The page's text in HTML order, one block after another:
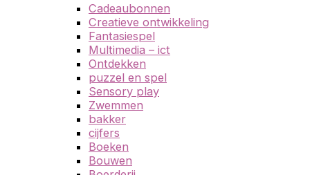
Cadeaubonnen
Creatieve ontwikkeling
Fantasiespel
Multimedia – ict
Ontdekken
puzzel en spel
Sensory play
Zwemmen
bakker
cijfers
Boeken
Bouwen